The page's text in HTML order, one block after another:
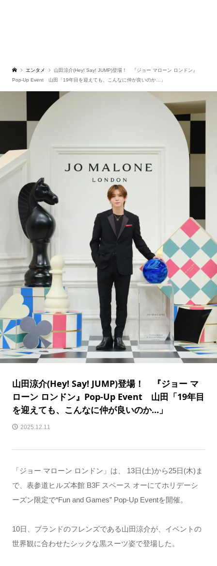
エンタメ
山田涼介(Hey! Say! JUMP)登場！ 『ジョー マローン ロンドン』
Pop-Up Event 山田「19年目を迎えても、こんなに仲が良いのか…」
山田涼介(Hey! Say! JUMP)登場！ 『ジョー マ
ローン ロンドン』Pop-Up Event 山田「19年目
を迎えても、こんなに仲が良いのか…」
2025.12.11
「ジョー マローン ロンドン」は、 13日(土)から25日(木)ま
で、表参道ヒルズ本館 B3F スペース オーにてホリデーシ
ーズン限定で“Fun and Games” Pop-Up Event​を開催。
10日、ブランドのフレンズである山田涼介が、イベントの
世界観に合わせたシックな黒スーツ姿で登場した。